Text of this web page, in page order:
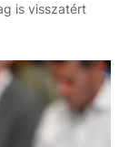
is visszatért